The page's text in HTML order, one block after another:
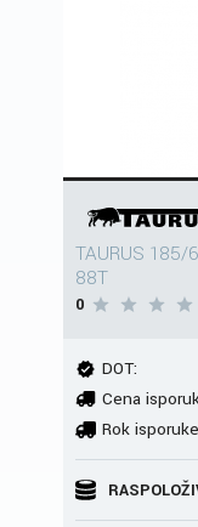
TAURUS 185/
88T
0
DOT:
Cena
Rok